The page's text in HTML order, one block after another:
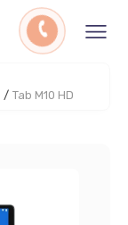
/ Tab M10 HD